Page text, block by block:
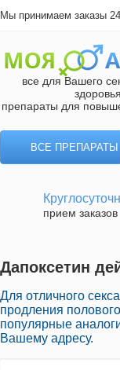
Мы принимаем заказы
все для Вашего
здоровья
препараты для
ВСЕ ПРЕПАРАТЫ
прием заказов
Дапоксетин
Для отличного
продления
популярные
Вашему адресу.